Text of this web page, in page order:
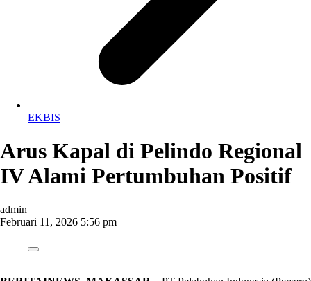
EKBIS
Arus Kapal di Pelindo Regional
IV Alami Pertumbuhan Positif
admin
Februari 11, 2026 5:56 pm